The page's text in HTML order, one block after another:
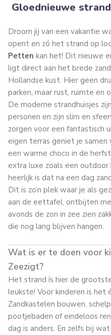
Gloednieuwe
Droom jij van een vakantie
opent en zó het strand op
Petten kan het! Dit nieuwe
ligt direct aan het brede
Hollandse kust. Hier geen
parken, maar rust, ruimte en
De moderne strandhuisjes
personen en zijn slim en
zorgen voor een fantastisch
eigen terras geniet je samen
een warme choco in de
extra luxe zoals een
heerlijk is dat na een dag
Dit is zo’n plek waar je als
aan de eettafel, ontbijten
avonds de zon in zee zien
die nog lang blijven hangen.
Wat is er te doen voor
Zeezigt?
Het strand ís hier de
leukste! Voor kinderen is het
Zandkastelen bouwen,
pootjebaden of eindeloos
dag is anders. En zelfs bij